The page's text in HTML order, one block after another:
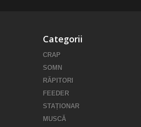
Categorii
CRAP
SOMN
RĂPITORI
FEEDER
STAȚIONAR
MUSCĂ